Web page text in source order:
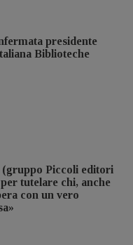
presidente
Biblioteche
Piccoli editori
tutelare chi, anche
con un vero